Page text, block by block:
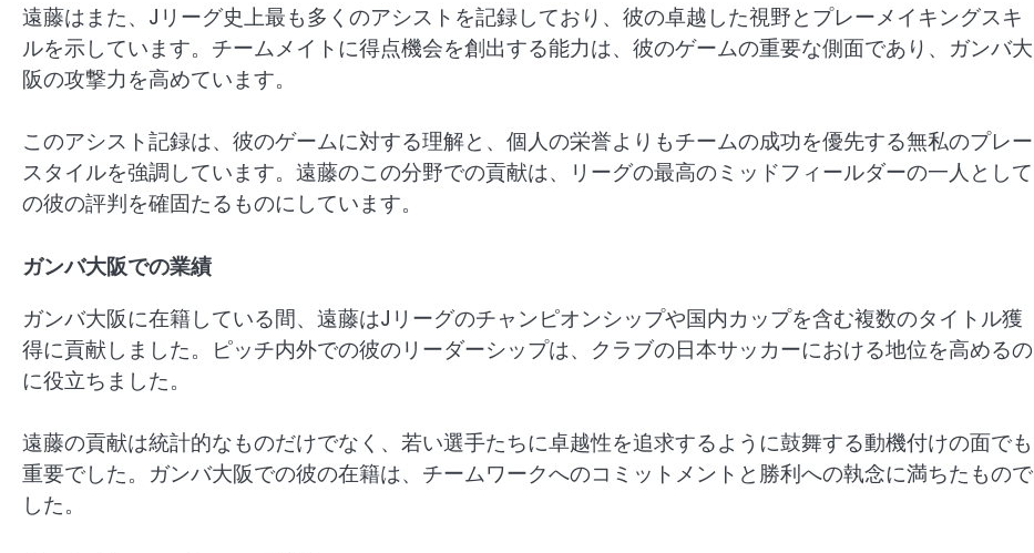
遠藤はまた、Jリーグ史上最も多くのアシストを記録しており、彼の卓越した視野とプレーメイキングスキ
ルを示しています。チームメイトに得点機会を創出する能力は、彼のゲームの重要な側面であり、ガンバ大
阪の攻撃力を高めています。
このアシスト記録は、彼のゲームに対する理解と、個人の栄誉よりもチームの成功を優先する無私のプレー
スタイルを強調しています。遠藤のこの分野での貢献は、リーグの最高のミッドフィールダーの一人として
の彼の評判を確固たるものにしています。
ガンバ大阪での業績
ガンバ大阪に在籍している間、遠藤はJリーグのチャンピオンシップや国内カップを含む複数のタイトル獲
得に貢献しました。ピッチ内外での彼のリーダーシップは、クラブの日本サッカーにおける地位を高めるの
に役立ちました。
遠藤の貢献は統計的なものだけでなく、若い選手たちに卓越性を追求するように鼓舞する動機付けの面でも
重要でした。ガンバ大阪での彼の在籍は、チームワークへのコミットメントと勝利への執念に満ちたもので
した。